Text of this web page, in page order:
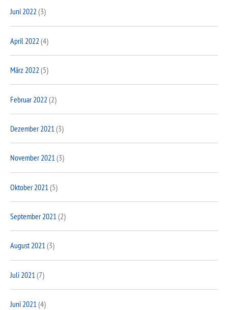
Juni 2022 (3)
April 2022 (4)
März 2022 (5)
Februar 2022 (2)
Dezember 2021 (3)
November 2021(3)
Oktober 2021 (5)
September 2021(2)
August 2021(3)
Juli 2021 (7)
Juni 2021(4)